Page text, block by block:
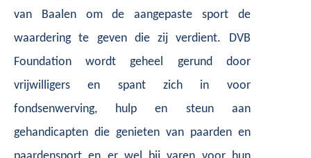
van Baalen om de aangepaste sport de
waardering te geven die zij verdient. DVB
Foundation wordt geheel gerund door
vrijwilligers en spant zich in voor
fondsenwerving, hulp en steun aan
gehandicapten die genieten van paarden en